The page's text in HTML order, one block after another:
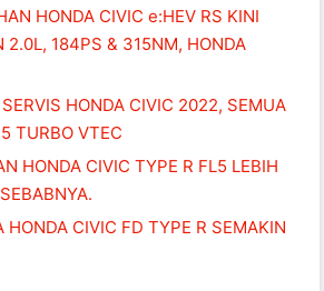
HONDA CIVIC e:HEV RS KINI
2.0L, 184PS & 315NM, HONDA
SERVIS HONDA CIVIC 2022, SEMUA
TURBO VTEC
HONDA CIVIC TYPE R FL5 LEBIH
HONDA CIVIC FD TYPE R SEMAKIN